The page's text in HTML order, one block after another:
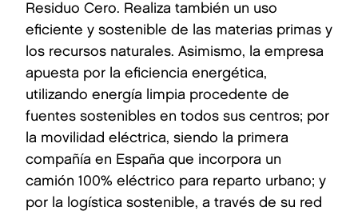
Residuo Cero. Realiza también un uso
eficiente y sostenible de las materias primas y
los recursos naturales. Asimismo, la empresa
apuesta por la eficiencia energética,
utilizando energía limpia procedente de
fuentes sostenibles en todos sus centros; por
la movilidad eléctrica, siendo la primera
compañía en España que incorpora un
camión 100% eléctrico para reparto urbano; y
por la logística sostenible, a través de su red